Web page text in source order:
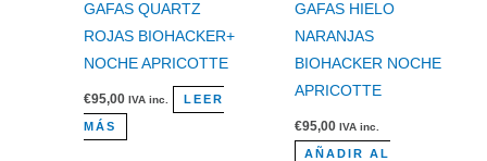
GAFAS QUARTZ
ROJAS BIOHACKER+
NOCHE APRICOTTE
€95,00 IVA inc. LEER
MÁS
GAFAS HIELO
NARANJAS
BIOHACKER NOCHE
APRICOTTE
€95,00 IVA inc.
AÑADIR AL